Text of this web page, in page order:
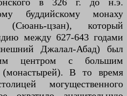
буддийскому монаху
цзан), который
между 627-643 годами
Джалал-Абад) был
центром с большим
(монастырей). В то время
могущественного